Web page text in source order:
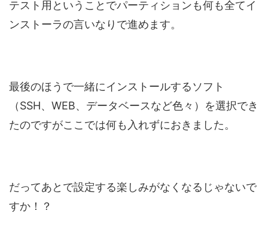
テスト用ということでパーティションも何も全てイ
ンストーラの言いなりで進めます。
最後のほうで一緒にインストールするソフト
（SSH、WEB、データベースなど色々）を選択でき
たのですがここでは何も入れずにおきました。
だってあとで設定する楽しみがなくなるじゃないで
すか！？